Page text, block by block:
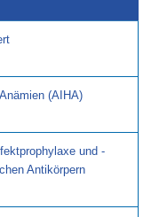
(AIHA)
und -
Antikörpern